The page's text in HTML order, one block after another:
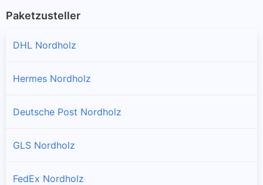
Paketzusteller
DHL Nordholz
Hermes Nordholz
Deutsche Post Nordholz
GLS Nordholz
FedEx Nordholz